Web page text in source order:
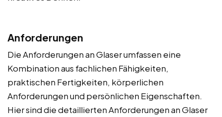
Anforderungen
Die Anforderungen an Glaser umfassen eine
Kombination aus fachlichen Fähigkeiten,
praktischen Fertigkeiten, körperlichen
Anforderungen und persönlichen Eigenschaften.
Hier sind die detaillierten Anforderungen an Glaser